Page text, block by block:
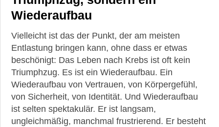
Wiederaufbau
Vielleicht ist das der Punkt, der am meisten
Entlastung bringen kann, ohne dass er etwas
beschönigt: Das Leben nach Krebs ist oft kein
Triumphzug. Es ist ein Wiederaufbau. Ein
Wiederaufbau von Vertrauen, von Körpergefühl,
von Sicherheit, von Identität. Und Wiederaufbau
ist selten spektakulär. Er ist langsam,
ungleichmäßig, manchmal frustrierend. Er besteht